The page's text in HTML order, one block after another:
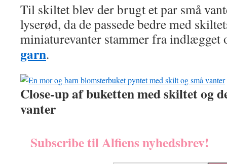
Til skiltet blev der brugt et par små
lyserød, da de passede bedre med
miniaturevanter stammer fra indlægget
garn.
Close-up af buketten med skiltet og
vanter
Subscribe til Alfiens nyhedsbrev!